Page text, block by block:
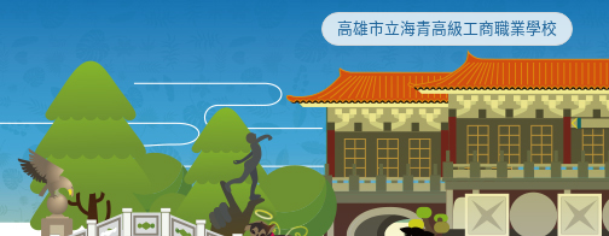
高雄市立海青高級工商職業學校